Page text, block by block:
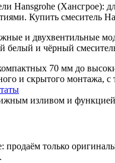
Hansgrohe
Купить смеситель
и двухвентильные
и чёрный
70 мм до
и скрытого монтажа, с
изливом и функцией
только